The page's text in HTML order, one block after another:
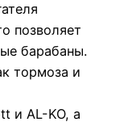
позволяет
барабаны.
тормоза и
и AL-KO, а